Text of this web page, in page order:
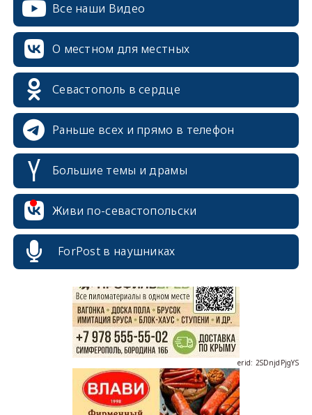
Все наши Видео
О местном для местных
Севастополь в сердце
Раньше всех и прямо в телефон
Большие темы и драмы
Живи по-севастопольски
ForPost в наушниках